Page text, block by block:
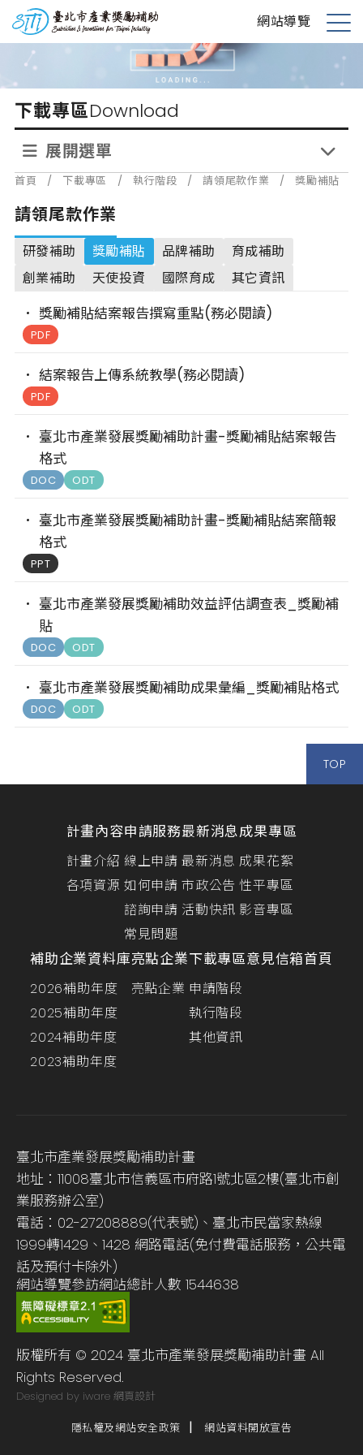
到
內
台北市產業獎勵補助 網站導覽
展
選
單
下載專區Download
展開選單
首頁 / 下載專區 / 執行階段 / 請領尾款作業 / 獎勵補貼
請領尾款作業
研發補助 獎勵補貼 品牌補助
育成補助
創業補助
天使投資 國際育成 其它資訊
獎勵補貼結案報告撰寫重點(務必閱讀)
PDF
結案報告上傳系統教學(務必閱讀)
PDF
臺北市產業發展獎勵補助計畫-獎勵補貼結案報告
格式
DOC ODT
臺北市產業發展獎勵補助計畫-獎勵補貼結案簡報
格式
PPT
臺北市產業發展獎勵補助效益評估調查表_獎勵補
貼
DOC ODT
臺北市產業發展獎勵補助成果彙編_獎勵補貼格式
DOC ODT
TOP
計畫內容
計畫介紹
各項資源
申請服務
線上申請
如何申請
諮詢申請
常見問題
最新消息
最新消息
市政公告
活動快訊
成果專區
成果花絮
性平專區
影音專區
補助企業資料庫
2026補助年度
2025補助年度
2024補助年度
2023補助年度
亮點企業
亮點企業
下載專區
申請階段
執行階段
其他資訊
意見信箱首頁
臺北市產業發展獎勵補助計畫
地址：11008臺北市信義區市府路1號北區2樓(臺北市創
業服務辦公室)
電話：02-27208889(代表號)、臺北市民當家熱線
1999轉1429、1428 網路電話(免付費電話服務，公共電
話及預付卡除外)
網站導覽參訪網站總計人數 1544638
版權所有 © 2024 臺北市產業發展獎勵補助計畫 All
Rights Reserved.
Designed by iware 網頁設計
隱私權及網站安全政策 網站資料開放宣告